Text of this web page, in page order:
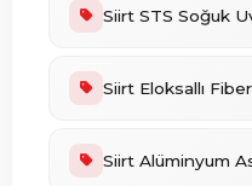
Siirt STS Soğuk
Siirt Eloksallı
Siirt Alüminyum